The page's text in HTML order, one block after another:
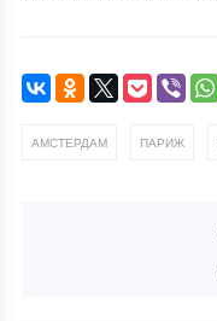
АМСТЕРДАМ ПАРИЖ